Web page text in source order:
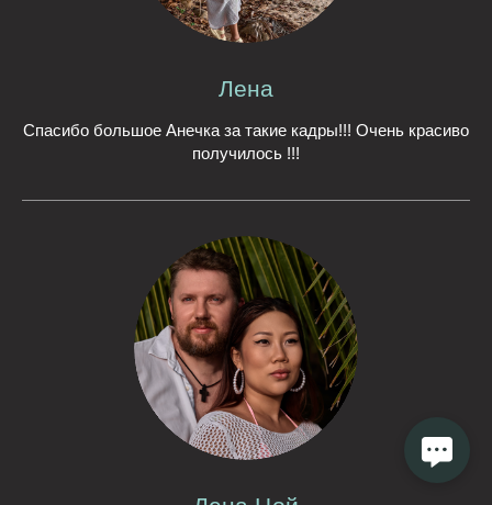
Лена
Спасибо большое Анечка за такие кадры!!! Очень красиво
получилось !!!